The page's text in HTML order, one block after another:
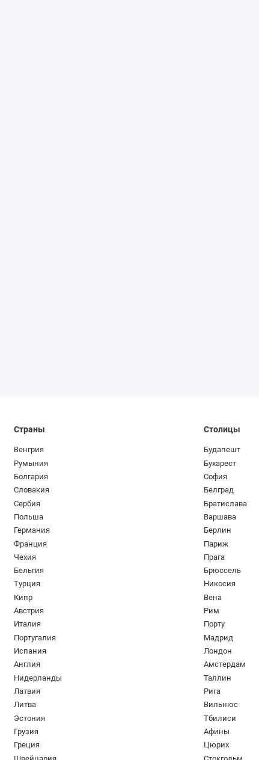
Страны
Венгрия
Румыния
Болгария
Словакия
Сербия
Польша
Германия
Франция
Чехия
Бельгия
Турция
Кипр
Австрия
Италия
Португалия
Испания
Англия
Нидерланды
Латвия
Литва
Эстония
Грузия
Греция
Швейцария
Столицы
Будапешт
Бухарест
София
Белград
Братислава
Варшава
Берлин
Париж
Прага
Брюссель
Никосия
Вена
Рим
Порту
Мадрид
Лондон
Амстердам
Таллин
Рига
Вильнюс
Тбилиси
Афины
Цюрих
Стокгольм